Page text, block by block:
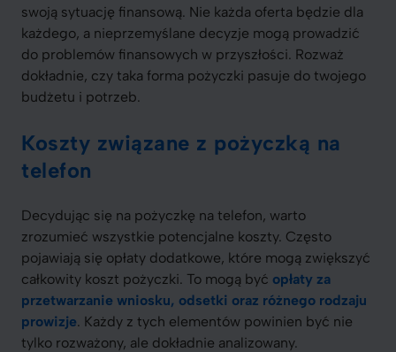
swoją sytuację finansową. Nie każda oferta będzie dla
każdego, a nieprzemyślane decyzje mogą prowadzić
do problemów finansowych w przyszłości. Rozważ
dokładnie, czy taka forma pożyczki pasuje do twojego
budżetu i potrzeb.
Koszty związane z pożyczką na
telefon
Decydując się na pożyczkę na telefon, warto
zrozumieć wszystkie potencjalne koszty. Często
pojawiają się opłaty dodatkowe, które mogą zwiększyć
całkowity koszt pożyczki. To mogą być opłaty za
przetwarzanie wniosku, odsetki oraz różnego rodzaju
prowizje. Każdy z tych elementów powinien być nie
tylko rozważony, ale dokładnie analizowany.